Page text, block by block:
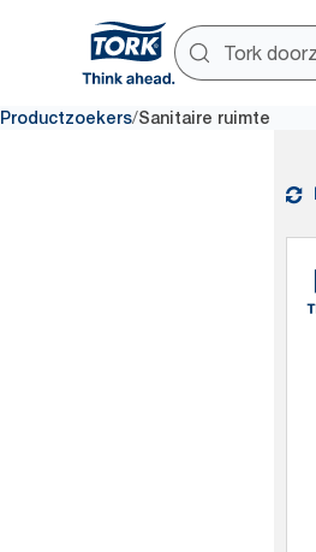
Productzoekers/Sanitaire ruimte